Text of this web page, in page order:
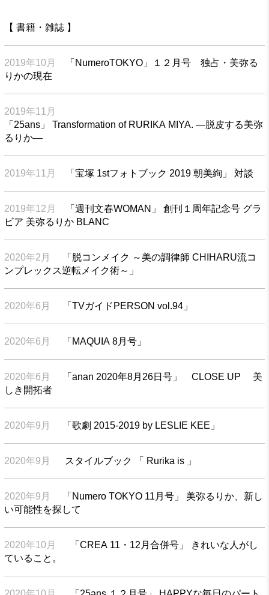
【 書籍・雑誌 】
2019年10月
「NumeroTOKYO」１２月号 独占・美弥る
りかの現在
2019年11月
「25ans」 Transformation of RURIKA MIYA. ―脱皮する美弥
るりか―
2019年11月 「宝塚 1stフォトブック 2019 朝美絢」 対談
2019年12月
「週刊文春WOMAN」 創刊１周年記念号 グラ
ビア 美弥るりか BLANC
2020年2月
「脱コンメイク ～美の調律師 CHIHARU流コ
ンプレックス逆転メイク術～」
2020年6月 「TVガイドPERSON vol.94」
2020年6月 「MAQUIA 8月号」
2020年6月
「anan 2020年8月26日号」 CLOSE UP 美
しき開拓者
2020年9月 「歌劇 2015-2019 by LESLIE KEE」
2020年9月 スタイルブック 「 Rurika is 」
2020年9月
「Numero TOKYO 11月号」 美弥るりか、新し
い可能性を探して
2020年10月
「CREA 11・12月合併号」 きれいな人がし
ていること。